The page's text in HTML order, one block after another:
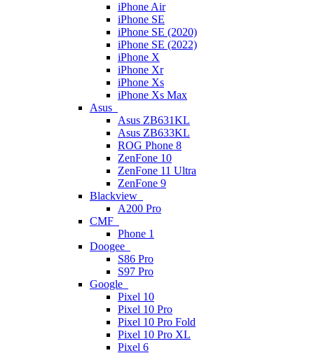
iPhone Air
iPhone SE
iPhone SE (2020)
iPhone SE (2022)
iPhone X
iPhone Xr
iPhone Xs
iPhone Xs Max
Asus
Asus ZB631KL
Asus ZB633KL
ROG Phone 8
ZenFone 10
ZenFone 11 Ultra
ZenFone 9
Blackview
A200 Pro
CMF
Phone 1
Doogee
S86 Pro
S97 Pro
Google
Pixel 10
Pixel 10 Pro
Pixel 10 Pro Fold
Pixel 10 Pro XL
Pixel 6